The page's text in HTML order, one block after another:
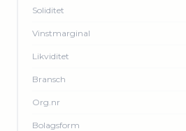
Soliditet
Vinstmarginal
Likviditet
Bransch
Org.nr
Bolagsform